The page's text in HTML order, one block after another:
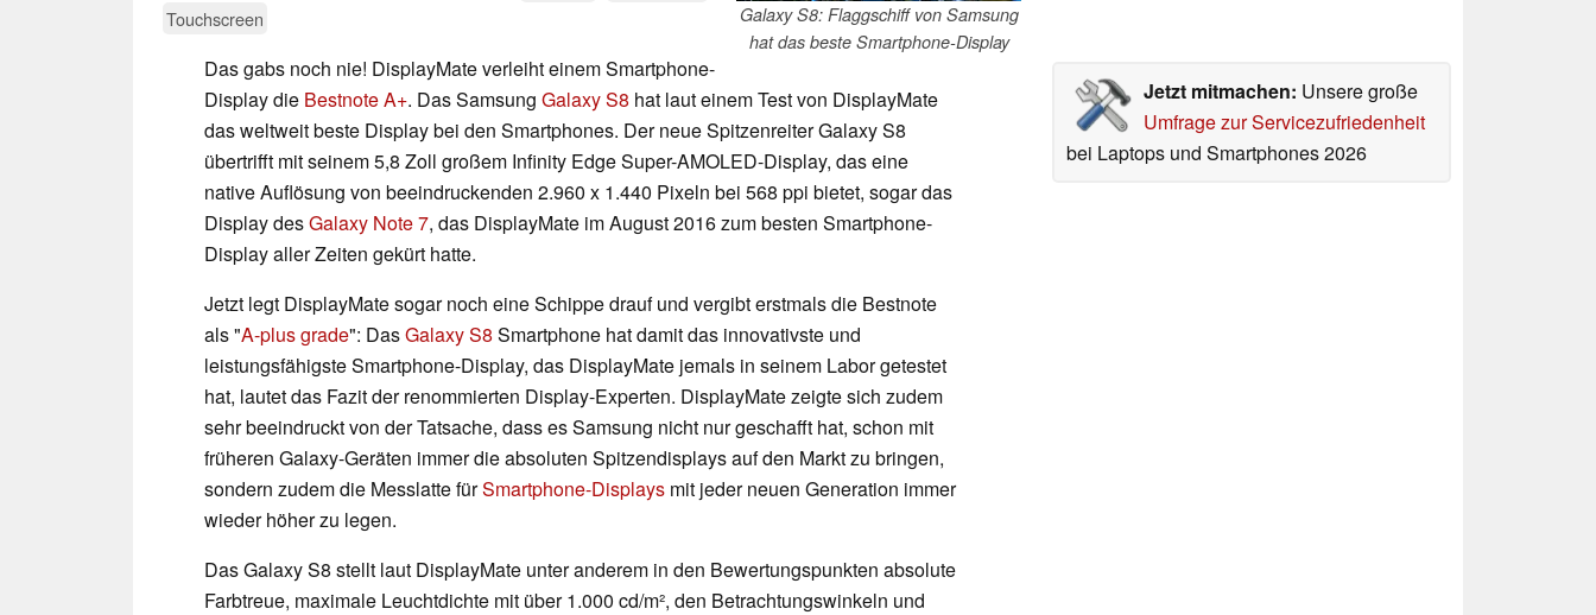
Galaxy S8: Flaggschiff von Samsung
hat das beste Smartphone-Display
Touchscreen
Jetzt mitmachen: Unsere große
Umfrage zur Servicezufriedenheit
bei Laptops und Smartphones 2026
Das gabs noch nie! DisplayMate verleiht einem Smartphone-
Display die Bestnote A+. Das Samsung Galaxy S8 hat laut einem Test von DisplayMate
das weltweit beste Display bei den Smartphones. Der neue Spitzenreiter Galaxy S8
übertrifft mit seinem 5,8 Zoll großem Infinity Edge Super-AMOLED-Display, das eine
native Auflösung von beeindruckenden 2.960 x 1.440 Pixeln bei 568 ppi bietet, sogar das
Display desGalaxy Note 7, das DisplayMate im August 2016 zum besten Smartphone-
Display aller Zeiten gekürt hatte.
Jetzt legt DisplayMate sogar noch eine Schippe drauf und vergibt erstmals die Bestnote
als "A-plus grade": DasGalaxy S8 Smartphone hat damit das innovativste und
leistungsfähigste Smartphone-Display, das DisplayMate jemals in seinem Labor getestet
hat, lautet das Fazit der renommierten Display-Experten. DisplayMate zeigte sich zudem
sehr beeindruckt von der Tatsache, dass es Samsung nicht nur geschafft hat, schon mit
früheren Galaxy-Geräten immer die absoluten Spitzendisplays auf den Markt zu bringen,
sondern zudem die Messlatte fürSmartphone-Displays mit jeder neuen Generation immer
wieder höher zu legen.
Das Galaxy S8 stellt laut DisplayMate unter anderem in den Bewertungspunkten absolute
Farbtreue, maximale Leuchtdichte mit über 1.000 cd/m², den Betrachtungswinkeln und